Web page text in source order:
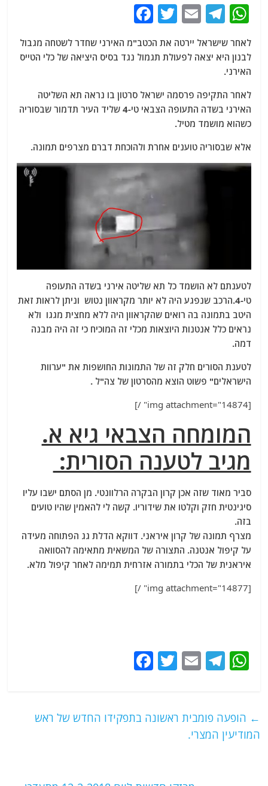
W
at
s
A
p
p
T
el
e
ra
m
E
ai
T
itt
c
b
o
k
לאחר שישראל יירטה את הכטב"מ האירני שחדר לשטחה מגבול
לבנון היא יצאה לפעולת תגמול נגד בסיס היציאה של כלי הטייס
האירני.
לאחר התקיפה פרסמה ישראל סרטון בו נראה תא השליטה
האירני בשדה התעופה הצבאי טי-4 שליד העיר תדמור שבסוריה
כשהוא מושמד מטיל.
אלא שבסוריה טוענים אחרת ולהוכחת דברם מצרפים תמונה.
לטענתם לא הושמד כל תא שליטה אירני בשדה התעופה
טי-4.הרכב שנפגע היה לא יותר מקראוון נטוש וניתן לראות זאת
היטב בתמונה בה רואים שהקראוון היה ללא מחצית מגגו ולא
נראים כלל אנטנות היוצאות מכלי זה המוכיח כי זה היה מבנה
דמה.
לטענת הסורים חלק זה של התמונות החושפות את "ערוות
הישראלים" פשוט הוצא מהסרטון של צה"ל .
[img attachment="14874" /]
המומחה הצבאי גיא א.
מגיב לטענה הסורית:
סביר מאוד שזה אכן קרון הבקרה הרלוונטי. מן הסתם ישבו עליו
סיגינטית חזק וקלטו את שידוריו. קשה לי להאמין שהיו טועים
בזה.
מצרף תמונה של קרון איראני. דווקא הדלת גג הפתוחה מעידה
על קיפול אנטנה. התצורה של המשאית מתאימה להסוואה
איראנית של הכלי בתמורה אזרחית תמימה לאחר קיפול מלא.
[img attachment="14877" /]
W
s
A
T
g
ra
E
l
T
er
e ← הופעה פומבית ראשונה בתפקידו החדש של ראש
המודיעין המצרי.